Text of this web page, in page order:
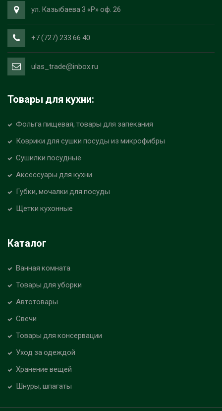
ул. Казыбаева 3 «Р» оф. 26
+7 (727) 233 66 40
ulas_trade@inbox.ru
Товары для кухни:
Фольга пищевая, товары для запекания
Коврики для сушки посуды из микрофибры
Сушилки посудные
Аксессуары для кухни
Губки, мочалки для посуды
Щетки кухонные
Каталог
Ванная комната
Товары для уборки
Автотовары
Свечи
Товары для консервации
Уход за одеждой
Хранение вещей
Шнуры, шпагаты